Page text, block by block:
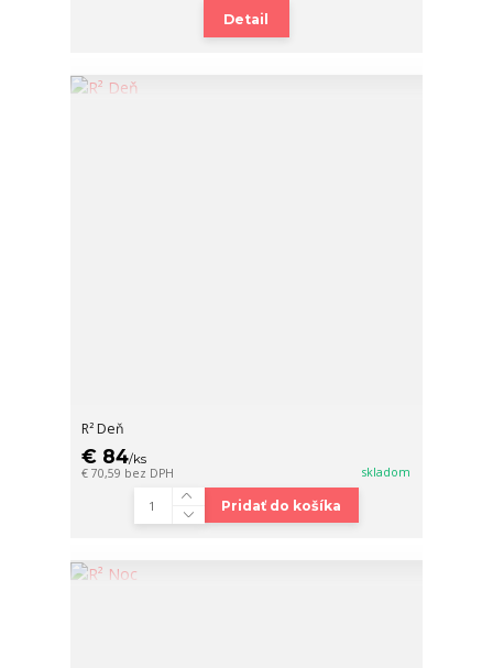
Detail
R² Deň
€ 84/ks
€ 70,59 bez DPH skladom
Pridať do košíka